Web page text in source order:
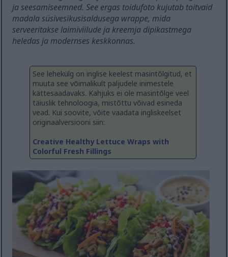
ja seesamiseemned. See ergas toidufoto kujutab toitvaid
madala süsivesikusisaldusega wrappe, mida
serveeritakse laimiviilude ja kreemja dipikastmega
heledas ja modernses keskkonnas.
See lehekülg on inglise keelest masintõlgitud, et
muuta see võimalikult paljudele inimestele
kättesaadavaks. Kahjuks ei ole masintõlge veel
täiuslik tehnoloogia, mistõttu võivad esineda
vead. Kui soovite, võite vaadata ingliskeelset
originaalversiooni siin:
Creative Healthy Lettuce Wraps with
Colorful Fresh Fillings